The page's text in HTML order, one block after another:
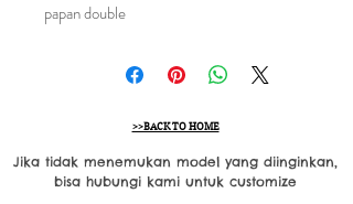
papan double
>>BACK TO HOME
Jika tidak menemukan model yang diinginkan,
bisa hubungi kami untuk customize